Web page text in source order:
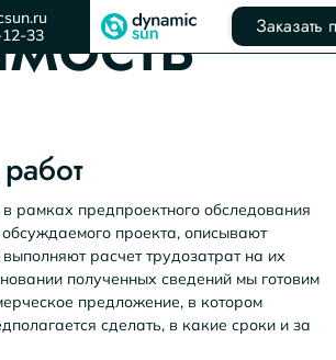
33
Заказать
рамках предпроектного обследования
проекта, описывают
расчет трудозатрат на их
полученных сведений мы готовим
предложение, в котором
сделать, в какие сроки и за